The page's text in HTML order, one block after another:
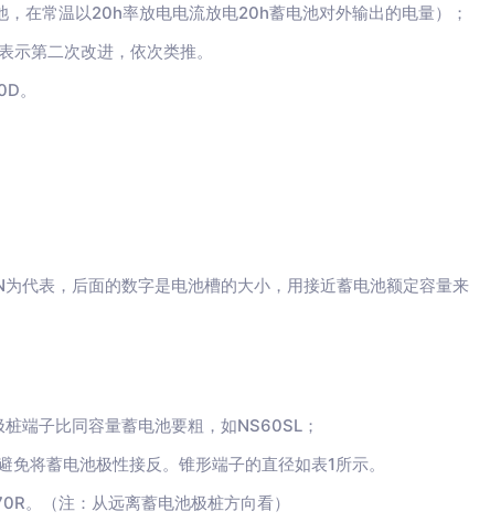
在常温以20h率放电电流放电20h蓄电池对外输出的电量）；
第二次改进，依次类推。
。
代表，后面的数字是电池槽的大小，用接近蓄电池额定容量来
端子比同容量蓄电池要粗，如NS60SL；
将蓄电池极性接反。锥形端子的直径如表1所示。
。（注：从远离蓄电池极桩方向看）